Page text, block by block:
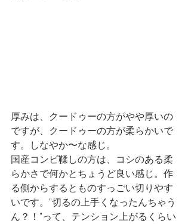
厚みは、クードゥーの方がやや厚いの
ですが、クードゥーの方が柔らかいで
す。しなやか〜な感じ。
国産コンビ鞣しの方は、コシのある柔
らかさで何かとちょうど良い感じ。作
る側からするとものすっごい切りやす
いです。”切るの上手くなったんちゃう
ん？！”って、テンション上がるくらい